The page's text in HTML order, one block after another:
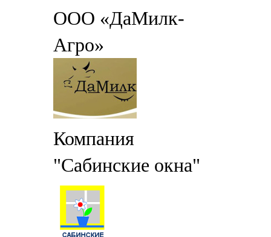
ООО «ДаМилк-
Агро»
Компания
"Сабинские окна"